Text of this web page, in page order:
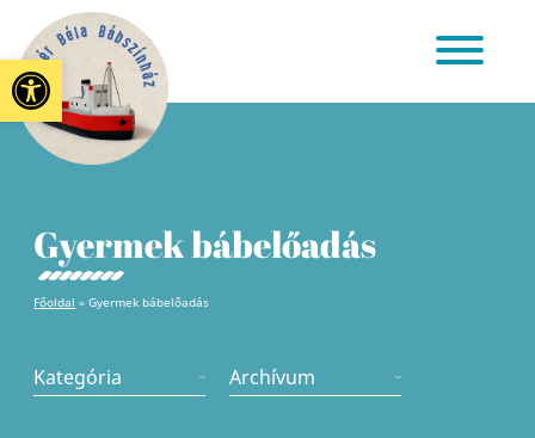
Eszköztár megnyitása
Gyermek bábelőadás
Főoldal »Gyermek bábelőadás
Kategória Archívum